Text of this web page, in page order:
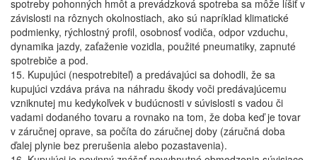
spotreby pohonných hmôt a prevádzková spotreba sa môže líšiť v
závislosti na rôznych okolnostiach, ako sú napríklad klimatické
podmienky, rýchlostný profil, osobnosť vodiča, odpor vzduchu,
dynamika jazdy, zaťaženie vozidla, použité pneumatiky, zapnuté
spotrebiče a pod.
15. Kupujúci (nespotrebiteľ) a predávajúci sa dohodli, že sa
kupujúci vzdáva práva na náhradu škody voči predávajúcemu
vzniknutej mu kedykoľvek v budúcnosti v súvislosti s vadou či
vadami dodaného tovaru a rovnako na tom, že doba keď je tovar
v záručnej oprave, sa počíta do záručnej doby (záručná doba
ďalej plynie bez prerušenia alebo pozastavenia).